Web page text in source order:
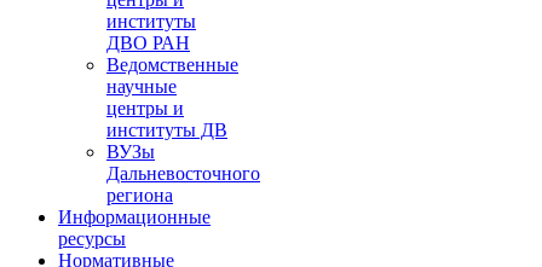
институты
ДВО РАН
Ведомственные
научные
центры и
институты ДВ
ВУЗы
Дальневосточного
региона
Информационные
ресурсы
Нормативные